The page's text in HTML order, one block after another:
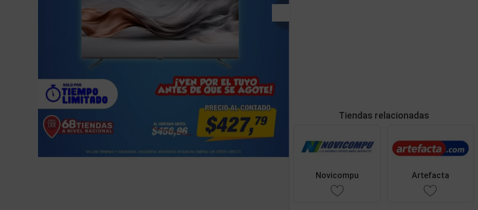
Tiendas relacionadas
Novicompu Artefacta